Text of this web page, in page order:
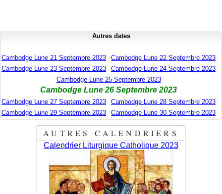
Autres dates
Cambodge Lune 21 Septembre 2023
Cambodge Lune 22 Septembre 2023
Cambodge Lune 23 Septembre 2023
Cambodge Lune 24 Septembre 2023
Cambodge Lune 25 Septembre 2023
Cambodge Lune 26 Septembre 2023
Cambodge Lune 27 Septembre 2023
Cambodge Lune 28 Septembre 2023
Cambodge Lune 29 Septembre 2023
Cambodge Lune 30 Septembre 2023
AUTRES CALENDRIERS
Calendrier Liturgique Catholique 2023